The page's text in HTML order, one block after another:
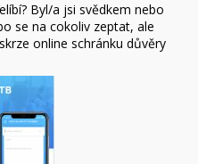
Byl/a jsi svědkem nebo
se na cokoliv zeptat, ale
online schránku důvěry